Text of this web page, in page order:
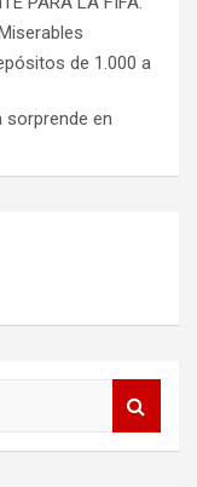
de 1.000 a
sorprende en